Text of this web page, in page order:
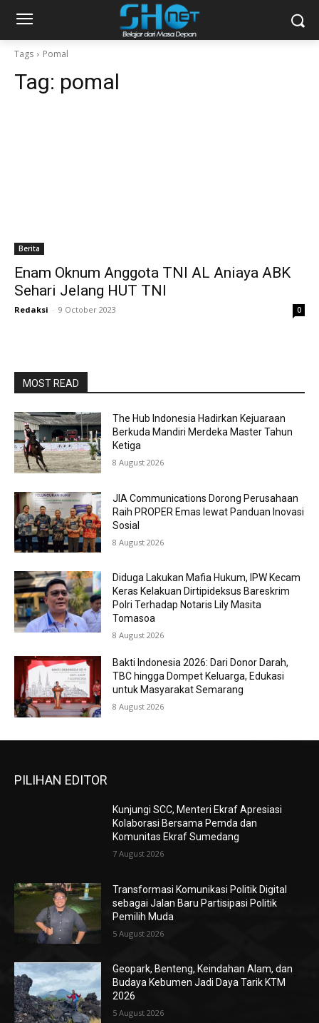
Tags Pomal
Tag: pomal
Berita
Enam Oknum Anggota TNI AL Aniaya ABK
Sehari Jelang HUT TNI
Redaksi - 9 October 2023 0
MOST READ
The Hub Indonesia Hadirkan Kejuaraan
Berkuda Mandiri Merdeka Master Tahun
Ketiga
8 August 2026
JIA Communications Dorong Perusahaan
Raih PROPER Emas lewat Panduan Inovasi
Sosial
8 August 2026
Diduga Lakukan Mafia Hukum, IPW Kecam
Keras Kelakuan Dirtipideksus Bareskrim
Polri Terhadap Notaris Lily Masita
Tomasoa
8 August 2026
Bakti Indonesia 2026: Dari Donor Darah,
TBC hingga Dompet Keluarga, Edukasi
untuk Masyarakat Semarang
8 August 2026
PILIHAN EDITOR
Kunjungi SCC, Menteri Ekraf Apresiasi
Kolaborasi Bersama Pemda dan
Komunitas Ekraf Sumedang
7 August 2026
Transformasi Komunikasi Politik Digital
sebagai Jalan Baru Partisipasi Politik
Pemilih Muda
5 August 2026
Geopark, Benteng, Keindahan Alam, dan
Budaya Kebumen Jadi Daya Tarik KTM
2026
5 August 2026